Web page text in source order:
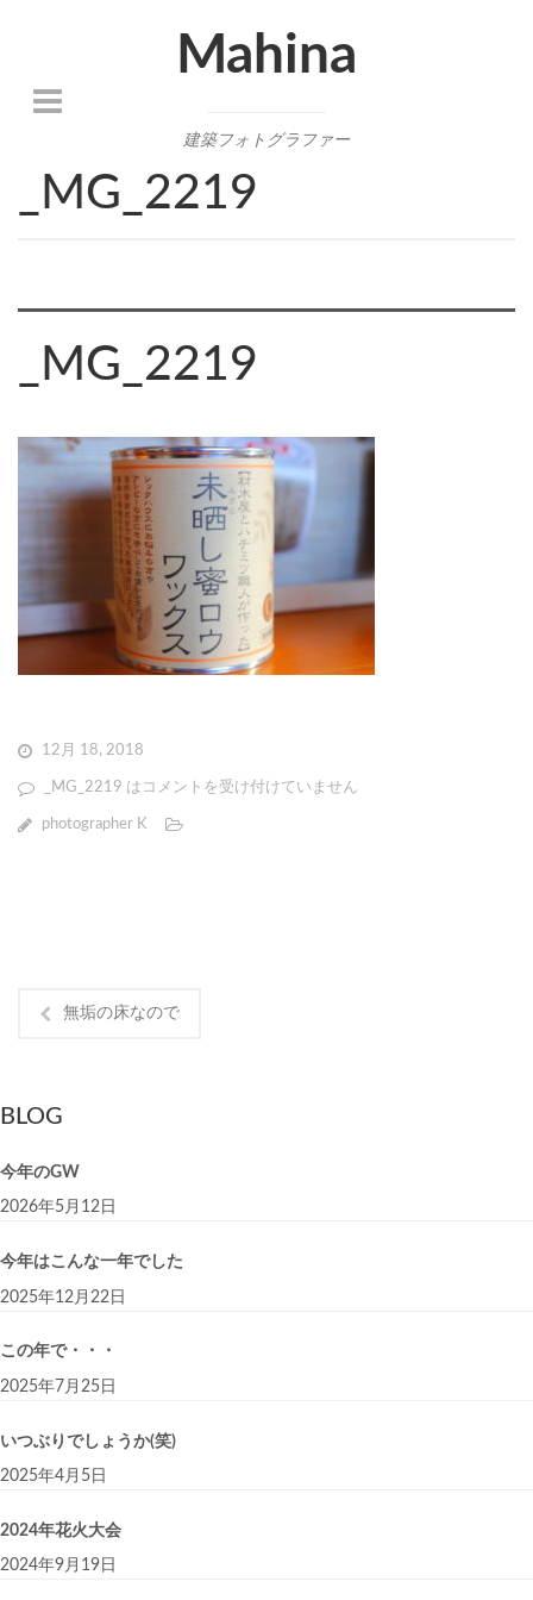
Mahina
建築フォトグラファー
_MG_2219
_MG_2219
12月 18, 2018
_MG_2219 は コメントを受け付けていません
photographer K
無垢の床なので
BLOG
今年のGW
2026年5月12日
今年はこんな一年でした
2025年12月22日
この年で・・・
2025年7月25日
いつぶりでしょうか(笑)
2025年4月5日
2024年花火大会
2024年9月19日